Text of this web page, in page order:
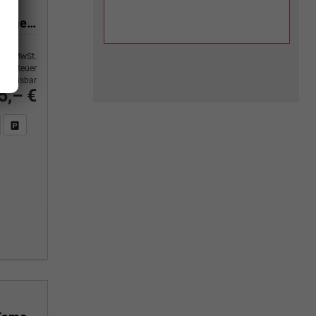
1.5 TSI mHEV 110 kW Selection DSG Selection, AHK, Navi, Side, Kamera, Winter, 4 J.- Garantie
€
19% MwSt.
Sie anFahrzeugexposé drucken